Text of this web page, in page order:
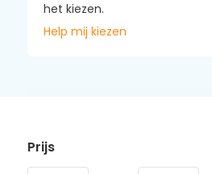
het kiezen.
Help mij kiezen
Prijs